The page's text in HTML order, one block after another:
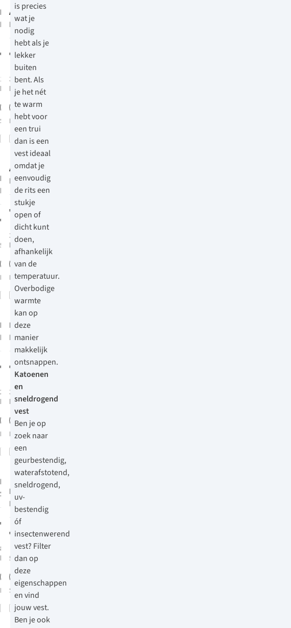
Röhnisch
Legacy Full
Zip Vest
Dames
€89,95
1
kleur
beschikbaar
S L XL
Vergelijk
Ayacucho
Lightweight
Adventure
Fleecevest
Dames
€39,95
3 kleuren
beschikbaar
Meer maten
beschikbaar
Vergelijk
Rab Nexus
Fleecevest
€89,95
5
kleuren beschikbaar
Meer maten
beschikbaar
Vergelijk
Ayacucho
Mountain
Midlayer II
Fleecevest
€69,95
3 kleuren
beschikbaar
Meer maten
beschikbaar
Vergelijk
Net binnen
Patagonia
Better
Sweater
Fleecevest
60
€149,95
2
kleuren
beschikbaar
%
Meer maten
beschikbaar
Vergelijk
Patagonia
Better
Sweater Vest
Bodywarmer
€119,95
3 kleuren
beschikbaar
%
%
L
Vergelijk
PatagoniaBetter
Sweater
Fleecevest
348
€149,95
8
kleuren
beschikbaar
Meer maten
beschikbaar
Vergelijk
Rab
Nexus Hoody
Fleecevest
€99,95
5 kleuren beschikbaar
%
S
XL XXL
Vergelijk
is precies
wat je
nodig
hebt als je
lekker
buiten
bent. Als
je het nét
te warm
hebt voor
een trui
dan is een
vest ideaal
omdat je
eenvoudig
de rits een
stukje
open of
dicht kunt
doen,
afhankelijk
van de
temperatuur.
Overbodige
warmte
kan op
deze
manier
makkelijk
ontsnappen.
Katoenen
en
sneldrogend
vest
Ben je op
zoek naar
een
geurbestendig,
waterafstotend,
sneldrogend,
uv-
bestendig
óf
insectenwerend
vest? Filter
dan op
deze
eigenschappen
en vind
jouw vest.
Ben je ook